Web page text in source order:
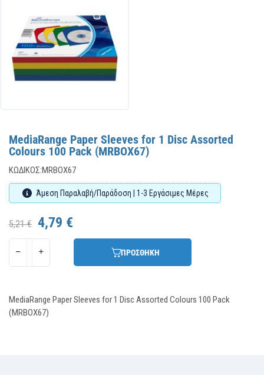
MediaRange Paper Sleeves for 1 Disc Assorted
Colours 100 Pack (MRBOX67)
ΚΩΔΙΚΌΣ:MRBOX67
Άμεση Παραλαβή/Παράδοση | 1-3 Εργάσιμες Μέρες
5,21 € 4,79 €
ΠΡΟΣΘΗΚΗ
MediaRange Paper Sleeves for 1 Disc Assorted Colours 100 Pack
(MRBOX67)